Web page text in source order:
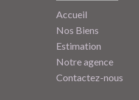
Accueil
Nos Biens
Estimation
Notre agence
Contactez-nous